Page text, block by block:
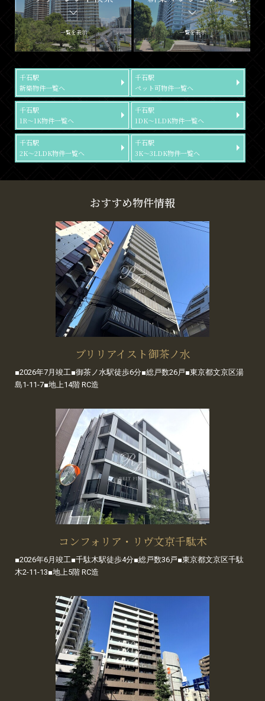
一覧を表示 一覧を表示
千石駅
新築物件一覧へ
千石駅
ペット可物件一覧へ
千石駅
1R～1K物件一覧へ
千石駅
1DK～1LDK物件一覧へ
千石駅
2K～2LDK物件一覧へ
千石駅
3K～3LDK物件一覧へ
おすすめ物件情報
ブリリアイスト御茶ノ水
■2026年7月竣工■御茶ノ水駅徒歩6分■総戸数26戸■東京都文京区湯
島1-11-7■地上14階 RC造
コンフォリア・リヴ文京千駄木
■2026年6月竣工■千駄木駅徒歩4分■総戸数36戸■東京都文京区千駄
木2-11-13■地上5階 RC造